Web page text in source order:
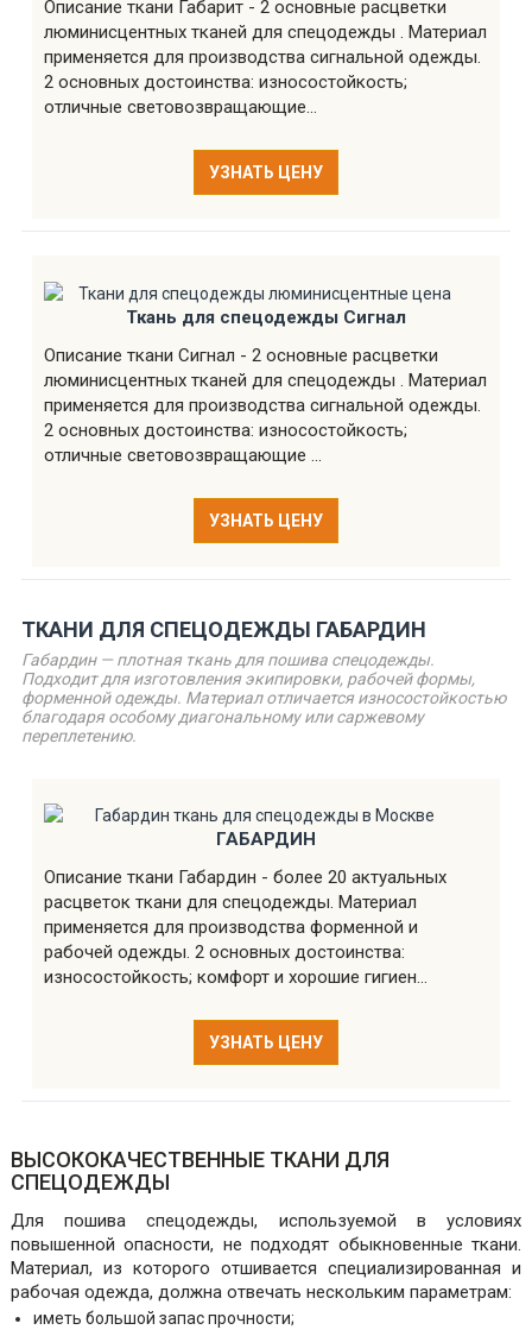
Описание ткани Габарит - 2 основные расцветки
люминисцентных тканей для спецодежды . Материал
применяется для производства сигнальной одежды.
2 основных достоинства: износостойкость;
отличные световозвращающие...
УЗНАТЬ ЦЕНУ
Ткань для спецодежды Сигнал
Описание ткани Сигнал - 2 основные расцветки
люминисцентных тканей для спецодежды . Материал
применяется для производства сигнальной одежды.
2 основных достоинства: износостойкость;
отличные световозвращающие ...
УЗНАТЬ ЦЕНУ
ТКАНИ ДЛЯ СПЕЦОДЕЖДЫ ГАБАРДИН
Габардин — плотная ткань для пошива спецодежды.
Подходит для изготовления экипировки, рабочей формы,
форменной одежды. Материал отличается износостойкостью
благодаря особому диагональному или саржевому
переплетению.
ГАБАРДИН
Описание ткани Габардин - более 20 актуальных
расцветок ткани для спецодежды. Материал
применяется для производства форменной и
рабочей одежды. 2 основных достоинства:
износостойкость; комфорт и хорошие гигиен...
УЗНАТЬ ЦЕНУ
ВЫСОКОКАЧЕСТВЕННЫЕ ТКАНИ ДЛЯ
СПЕЦОДЕЖДЫ
Для пошива спецодежды, используемой в условиях
повышенной опасности, не подходят обыкновенные ткани.
Материал, из которого отшивается специализированная и
рабочая одежда, должна отвечать нескольким параметрам:
иметь большой запас прочности;